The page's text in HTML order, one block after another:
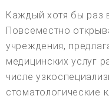
Каждый хотя бы раз
Повсеместно
учреждения,
медицинских услуг
числе
стоматологические